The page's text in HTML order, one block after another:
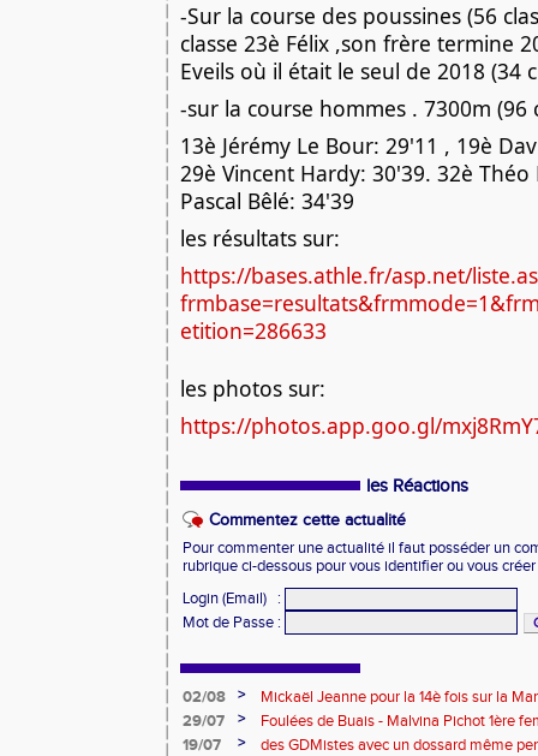
-Sur la course des poussines (56
classe 23è Félix ,son frère termine
Eveils où il était le seul de 2018 (34
-sur la course hommes . 7300m (96
13è Jérémy Le Bour: 29'11 , 19è
29è Vincent Hardy: 30'39. 32è Théo
Pascal Bêlé: 34'39
les résultats sur:
https://bases.athle.fr/asp.net/
etition=286633
les photos sur:
https://photos.app.goo.gl/
les Réactions
Commentez cette actualité
Pour commenter une actualité il faut posséder un
rubrique ci-dessous pour vous identifier ou vous
Login (Email)
:
Mot de Passe :
02/08 >
Mickaël Jeanne pour la 14è fois sur la
Eaux
29/07 >
Foulées de Buais - Malvina Pichot 1ère
19/07
>
des GDMistes avec un dossard même